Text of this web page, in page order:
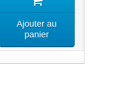
Ajouter au
panier